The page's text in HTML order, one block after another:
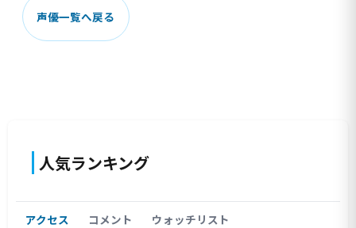
声優一覧へ戻る
人気ランキング
アクセス コメント ウォッチリスト